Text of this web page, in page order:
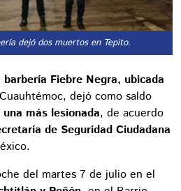
dejó dos muertos en Tepito.
Fiebre Negra, ubicada
dejó como saldo
más lesionada, de acuerdo
de Seguridad Ciudadana
del martes 7 de julio en el